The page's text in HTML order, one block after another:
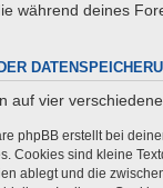
während deines
auf vier
phpBB erstellt bei
Cookies sind kleine
ablegt und die